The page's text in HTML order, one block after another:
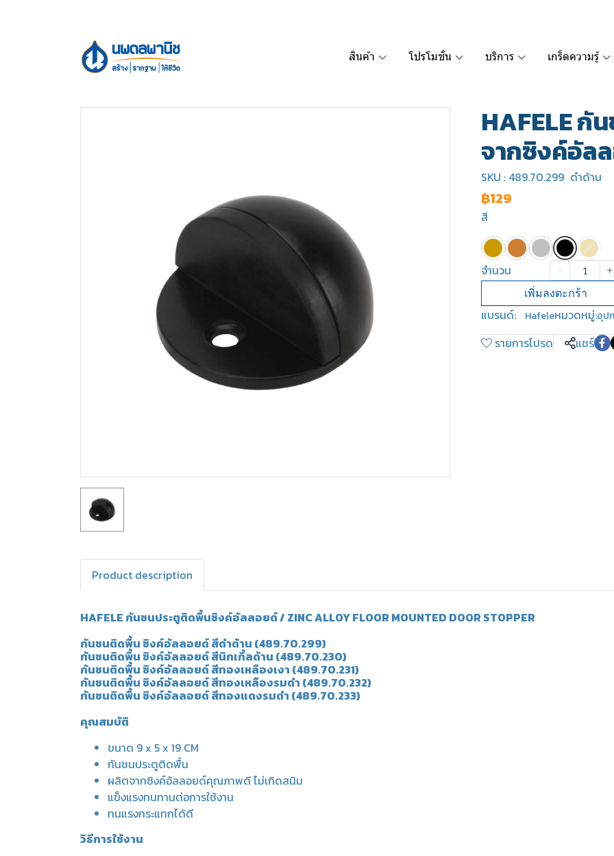
สินค้า โปรโมชั่น บริการ เกร็ดความรู้
HAFELE กั
จากซิงค์อัล
SKU : 489.70.299 ดำด้าน
฿129
สี
จำนวน
เพิ่มลงตะกร้า
แบรนด์: Hafeleหมวดหมู่:อุป
รายการโปรด แชร์
Product description
HAFELE กันชนประตูติดพื้นซิงค์อัลลอยด์ / ZINC ALLOY FLOOR MOUNTED DOOR STOPPER
กันชนติดพื้น ซิงค์อัลลอยด์ สีดำด้าน (489.70.299)
กันชนติดพื้น ซิงค์อัลลอยด์ สีนิกเกิ้ลด้าน (489.70.230)
กันชนติดพื้น ซิงค์อัลลอยด์ สีทองเหลืองเงา (489.70.231)
กันชนติดพื้น ซิงค์อัลลอยด์ สีทองเหลืองรมดำ (489.70.232)
กันชนติดพื้น ซิงค์อัลลอยด์ สีทองแดงรมดำ (489.70.233)
คุณสมบัติ
ขนาด 9 x 5 x 19 CM
กันชนประตูติดพื้น
ผลิตจากซิงค์อัลลอยด์คุณภาพดี ไม่เกิดสนิม
แข็งแรงทนทานต่อการใช้งาน
ทนแรงกระแทกได้ดี
วิธีการใช้งาน